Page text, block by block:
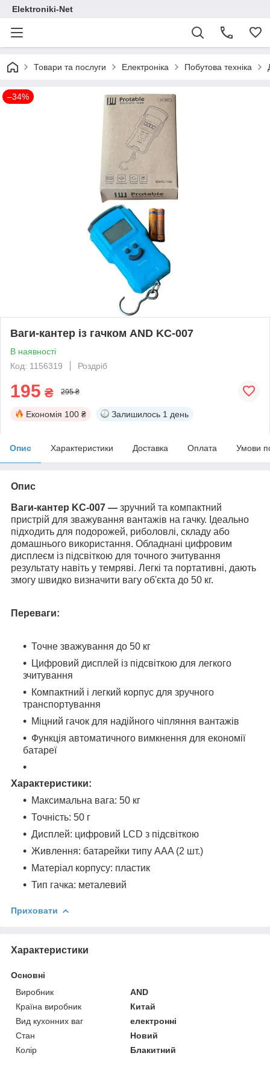
Elektroniki-Net
Товари та послуги Електроніка Побутова техніка
–34%
Ваги-кантер із гачком AND KC-007
В наявності
Код: 1156319
Роздріб
195 ₴ 295 ₴
Економія 100 ₴ Залишилось 1 день
Опис Характеристики Доставка Оплата Умови
Опис
Ваги-кантер KC-007 — зручний та компактний
пристрій для зважування вантажів на гачку. Ідеально
підходить для подорожей, риболовлі, складу або
домашнього використання. Обладнані цифровим
дисплеєм із підсвіткою для точного зчитування
результату навіть у темряві. Легкі та портативні, дають
змогу швидко визначити вагу об'єкта до 50 кг.
Переваги:
Точне зважування до 50 кг
Цифровий дисплей із підсвіткою для легкого
зчитування
Компактний і легкий корпус для зручного
транспортування
Міцний гачок для надійного чіпляння вантажів
Функція автоматичного вимкнення для економії
батареї
Характеристики:
Максимальна вага: 50 кг
Точність: 50 г
Дисплей: цифровий LCD з підсвіткою
Живлення: батарейки типу AAA (2 шт.)
Матеріал корпусу: пластик
Тип гачка: металевий
Приховати
Характеристики
Основні
Виробник
AND
Країна виробник
Китай
Вид кухонних ваг
електронні
Стан
Новий
Колір
Блакитний